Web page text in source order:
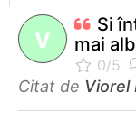
V
Si
mai
Citat de Viorel